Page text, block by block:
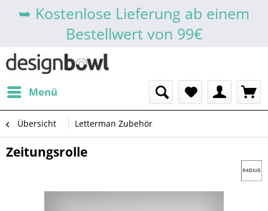
➥ Kostenlose Lieferung ab einem
Bestellwert von 99€
Menü
Übersicht Letterman Zubehör
Zeitungsrolle